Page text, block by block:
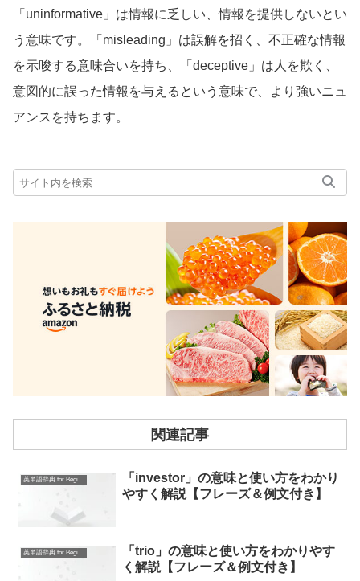
「uninformative」は情報に乏しい、情報を提供しないとい
う意味です。「misleading」は誤解を招く、不正確な情報
を示唆する意味合いを持ち、「deceptive」は人を欺く、
意図的に誤った情報を与えるという意味で、より強いニュ
アンスを持ちます。
関連記事
英単語辞典 for Beginners
「investor」の意味と使い方をわかり
やすく解説【フレーズ＆例文付き】
英単語辞典 for Beginners
「trio」の意味と使い方をわかりやす
く解説【フレーズ＆例文付き】